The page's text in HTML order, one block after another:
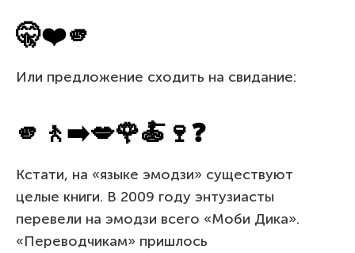
🤫❤️🫵
Или предложение сходить на свидание:
🫵🚶➡️💋🌹🍝🍷❓
Кстати, на «языке эмодзи» существуют
целые книги. В 2009 году энтузиасты
перевели на эмодзи всего «Моби Дика».
«Переводчикам» пришлось